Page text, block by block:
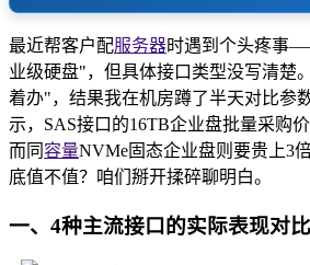
最近帮客户配服务器时遇到个头疼事
业级硬盘"，但具体接口类型没写清楚
着办"，结果我在机房蹲了半天对比参
示，SAS接口的16TB企业盘批量采购价
而同 容量NVMe固态企业盘则要贵上3
底值不值？咱们掰开揉碎聊明白。
一、4种主流接口的实际表现对比